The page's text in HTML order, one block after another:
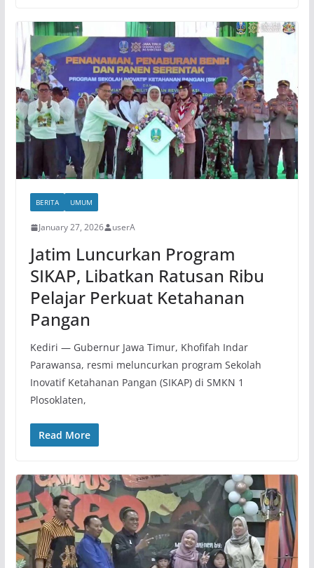
BERITA UMUM
January 27, 2026 userA
Jatim Luncurkan Program
SIKAP, Libatkan Ratusan Ribu
Pelajar Perkuat Ketahanan
Pangan
Kediri — Gubernur Jawa Timur, Khofifah Indar
Parawansa, resmi meluncurkan program Sekolah
Inovatif Ketahanan Pangan (SIKAP) di SMKN 1
Plosoklaten,
Read More